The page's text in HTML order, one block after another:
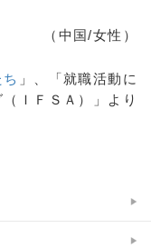
（中国/女性）
」、「就職活動に
ＩＦＳＡ）」より